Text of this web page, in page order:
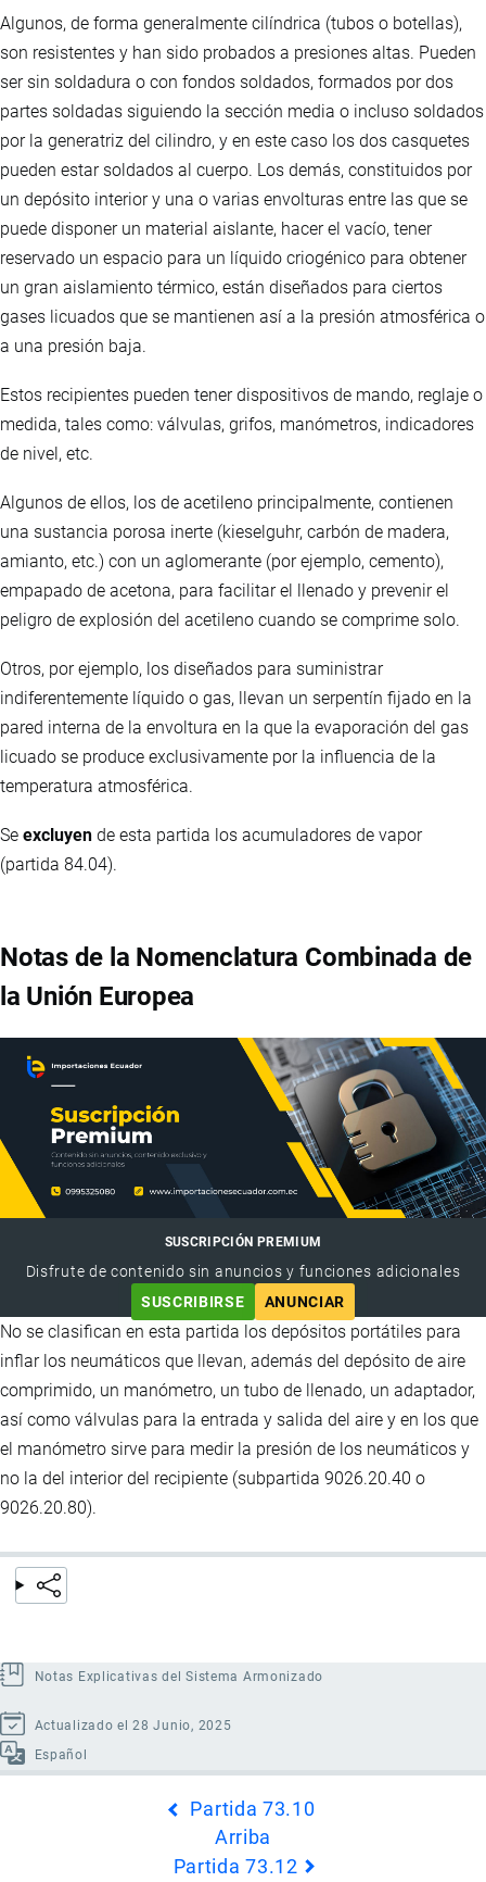
Algunos, de forma generalmente cilíndrica (tubos o botellas),
son resistentes y han sido probados a presiones altas. Pueden
ser sin soldadura o con fondos soldados, formados por dos
partes soldadas siguiendo la sección media o incluso soldados
por la generatriz del cilindro, y en este caso los dos casquetes
pueden estar soldados al cuerpo. Los demás, constituidos por
un depósito interior y una o varias envolturas entre las que se
puede disponer un material aislante, hacer el vacío, tener
reservado un espacio para un líquido criogénico para obtener
un gran aislamiento térmico, están diseñados para ciertos
gases licuados que se mantienen así a la presión atmosférica o
a una presión baja.
Estos recipientes pueden tener dispositivos de mando, reglaje o
medida, tales como: válvulas, grifos, manómetros, indicadores
de nivel, etc.
Algunos de ellos, los de acetileno principalmente, contienen
una sustancia porosa inerte (kieselguhr, carbón de madera,
amianto, etc.) con un aglomerante (por ejemplo, cemento),
empapado de acetona, para facilitar el llenado y prevenir el
peligro de explosión del acetileno cuando se comprime solo.
Otros, por ejemplo, los diseñados para suministrar
indiferentemente líquido o gas, llevan un serpentín fijado en la
pared interna de la envoltura en la que la evaporación del gas
licuado se produce exclusivamente por la influencia de la
temperatura atmosférica.
Se excluyen de esta partida los acumuladores de vapor
(partida 84.04).
Notas de la Nomenclatura Combinada de
la Unión Europea
SUSCRIPCIÓN PREMIUM
Disfrute de contenido sin anuncios y funciones adicionales
SUSCRIBIRSE
ANUNCIAR
No se clasifican en esta partida los depósitos portátiles para
inflar los neumáticos que llevan, además del depósito de aire
comprimido, un manómetro, un tubo de llenado, un adaptador,
así como válvulas para la entrada y salida del aire y en los que
el manómetro sirve para medir la presión de los neumáticos y
no la del interior del recipiente (subpartida 9026.20.40 o
9026.20.80).
Notas Explicativas del Sistema Armonizado
Actualizado el 28 Junio, 2025
Español
Partida 73.10
Arriba
Partida 73.12